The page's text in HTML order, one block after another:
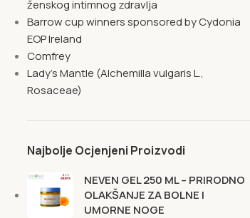
ženskog intimnog zdravlja
Barrow cup winners sponsored by Cydonia
EOP Ireland
Comfrey
Lady's Mantle (Alchemilla vulgaris L.,
Rosaceae)
Najbolje Ocjenjeni Proizvodi
NEVEN GEL 250 ML – PRIRODNO
OLAKŠANJE ZA BOLNE I
UMORNE NOGE